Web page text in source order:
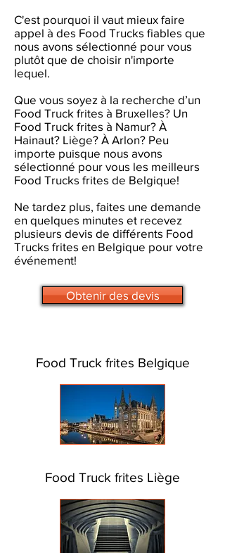
C'est pourquoi il vaut mieux faire
appel à des Food Trucks fiables que
nous avons sélectionné pour vous
plutôt que de choisir n'importe
lequel.
Que vous soyez à la recherche d’un
Food Truck frites à Bruxelles? Un
Food Truck frites à Namur? À
Hainaut? Liège? À Arlon? Peu
importe puisque nous avons
sélectionné pour vous les meilleurs
Food Trucks frites de Belgique!
Ne tardez plus, faites une demande
en quelques minutes et recevez
plusieurs devis de différents Food
Trucks frites en Belgique pour votre
événement!
Obtenir des devis
Food Truck frites Belgique
Food Truck frites Liège